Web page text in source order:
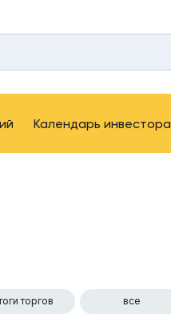
Календарь инвестора
торгов все